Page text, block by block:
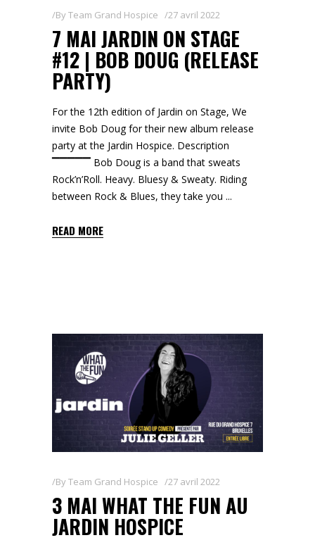
ByTeam Grand Hospice 27 avril 2022
7 MAI JARDIN ON STAGE
#12 | BOB DOUG (RELEASE
PARTY)
For the 12th edition of Jardin on Stage, We
invite Bob Doug for their new album release
party at the Jardin Hospice. Description
▔▔▔▔▔ Bob Doug is a band that sweats
Rock’n’Roll. Heavy. Bluesy & Sweaty. Riding
between Rock & Blues, they take you
READ MORE
ByTeam Grand Hospice 27 avril 2022
3 MAI WHAT THE FUN AU
JARDIN HOSPICE